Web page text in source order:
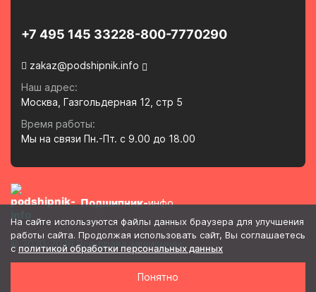
+7 495 145 33228-800-7770290
zakaz@podshipnik.info
Наш адрес:
Москва, Газгольдерная 12, стр 5
Время работы:
Мы на связи Пн.-Пт. с 9.00 до 18.00
Подшипник-инфо
© 2020-2026 Все права защищены
Политика в отношении обработки и защиты персональных
На сайте используются файлы данных браузера для улучшения
работы сайта. Продолжая использовать сайт, Вы соглашаетесь
с политикой обработки персональных данных
Понятно